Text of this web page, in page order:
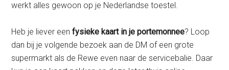
werkt alles gewoon op je Nederlandse toestel.
Heb je liever eenfysieke kaart in je portemonnee? Loop
dan bij je volgende bezoek aan de DM of een grote
supermarkt als de Rewe even naar de servicebalie. Daar